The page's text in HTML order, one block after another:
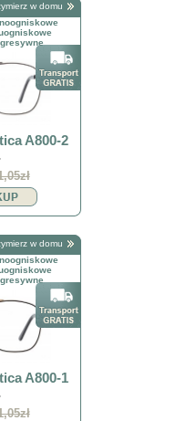
w domu
A800-2
w domu
A800-1